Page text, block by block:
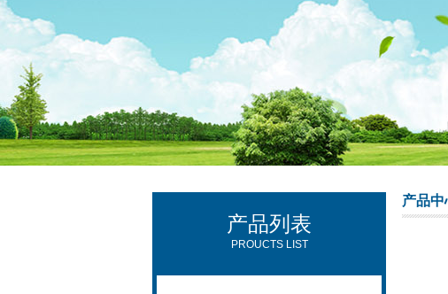
西安可雷可水电设备有限公司
产品列表
PROUCTS LIST
产品中